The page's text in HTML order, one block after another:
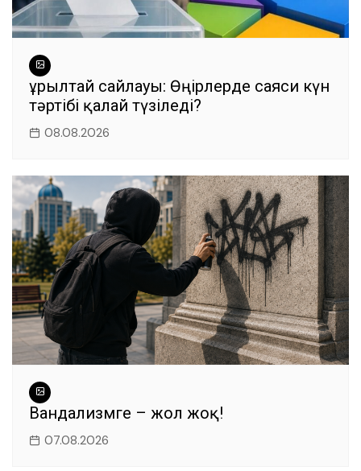
Құрылтай сайлауы: Өңірлерде саяси күн
тәртібі қалай түзіледі?
08.08.2026
Вандализмге – жол жоқ!
07.08.2026